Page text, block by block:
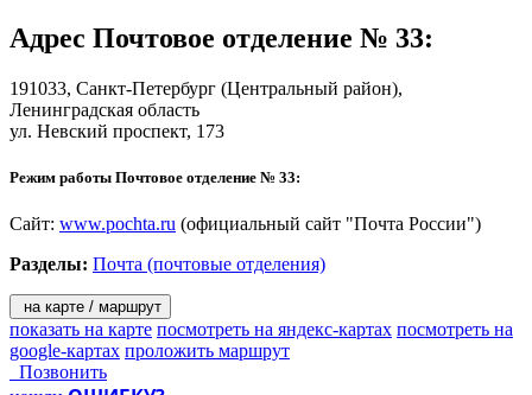
- страховые услуги.
- «КиберПочт@»;
На территории Санкт-Петербурга и Ленинградской области
и в 278 почтовых отделениях Ленинградской области;
- распространение печати по подписке;
- продажа бестиражных и тиражных лотерей;
- «Почта Деда Мороза»;
- подписка на собрание сочинений книжного клуба «Терра».
Решения для бизнеса:
Адрес Почтовое отделение № 33:
191033, Санкт-Петербург (Центральный район),
Ленинградская область
ул. Невский проспект, 173
Режим работы Почтовое отделение № 33:
Сайт: www.pochta.ru (официальный сайт "Почта России")
Разделы: Почта (почтовые отделения)
на карте / маршрут
показать на карте посмотреть на яндекс-картах посмотреть на
google-картах проложить маршрут
Позвонить